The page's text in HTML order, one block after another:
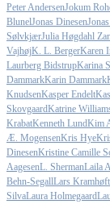
Peter AndersenJokum
BlunelJonas Dinesen
SølvkjærJulia Høgdahl
VajhøjK. L. BergerKaren
Laurberg BidstrupKarina
DammarkKarin Dammark
KnudsenKasper Endelt
SkovgaardKatrine
KrabatKenneth LundKim
Æ. MogensenKris Hye
DinesenKristine Camille
AagesenL. ShermanLaila
Behn-SegallLars Kramhøft
SilvaLaura Holmegaard